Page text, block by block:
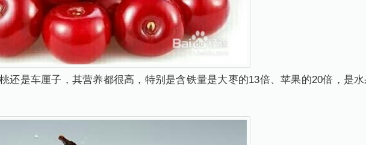
还是车厘子，其营养都很高，特别是含铁量是大枣的13倍、苹果的20倍，是